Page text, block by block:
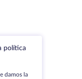
política
damos la